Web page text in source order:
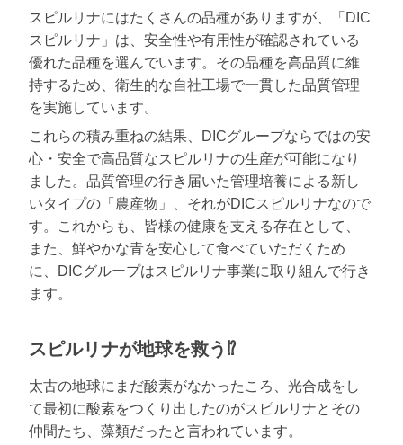
スピルリナにはたくさんの品種がありますが、「DIC
スピルリナ」は、安全性や有用性が確認されている
優れた品種を選んでいます。その品種を高品質に維
持するため、衛生的な自社工場で一貫した品質管理
を実施しています。
これらの積み重ねの結果、DICグループならではの安
心・安全で高品質なスピルリナの生産が可能になり
ました。品質管理の行き届いた管理培養による新し
いタイプの「農産物」、それがDICスピルリナなので
す。これからも、皆様の健康を支える存在として、
また、鮮やかな青を安心して食べていただくため
に、DICグループはスピルリナ事業に取り組んで行き
ます。
スピルリナが地球を救う⁉
太古の地球にまだ酸素がなかったころ、光合成をし
て最初に酸素をつくり出したのがスピルリナとその
仲間たち、藻類だったと言われています。